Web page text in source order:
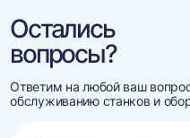
Остались
вопросы?
Ответим на любой ваш
обслуживанию станков и